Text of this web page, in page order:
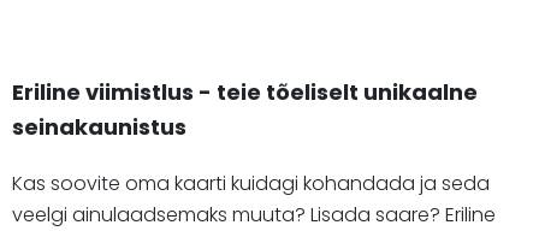
Eriline viimistlus - teie tõeliselt unikaalne
seinakaunistus
Kas soovite oma kaarti kuidagi kohandada ja seda
veelgi ainulaadsemaks muuta? Lisada saare? Eriline